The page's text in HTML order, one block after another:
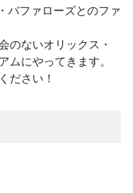
バファローズとのファ
のないオリックス・
にやってきます。
ださい！